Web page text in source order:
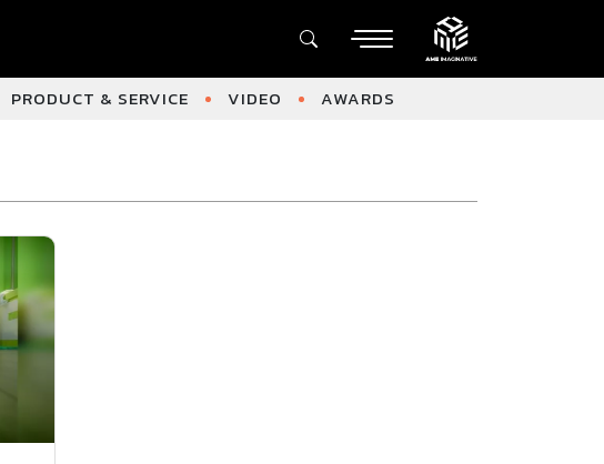
PRODUCT & SERVICE VIDEO AWARDS